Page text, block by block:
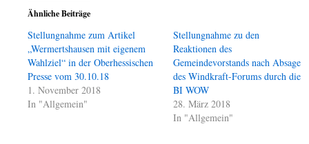
Ähnliche Beiträge
Stellungnahme zum Artikel
„Wermertshausen mit eigenem
Wahlziel“ in der Oberhessischen
Presse vom 30.10.18
1. November 2018
In "Allgemein"
Stellungnahme zu den
Reaktionen des
Gemeindevorstands nach Absage
des Windkraft-Forums durch die
BI WOW
28. März 2018
In "Allgemein"